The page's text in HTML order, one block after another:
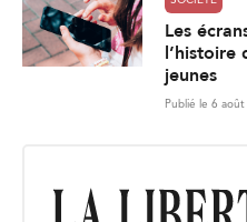
Les
l’histoire
jeunes
Publié le 6 août